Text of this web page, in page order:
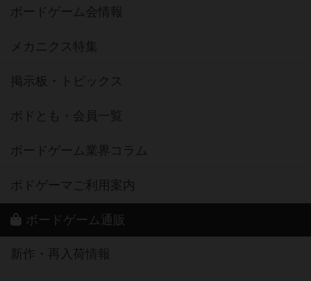
ボードゲーム会情報
メカニクス特集
掲示板・トピックス
ボドとも・会員一覧
ボードゲーム業界コラム
ボドゲーマご利用案内
ボードゲーム通販
新作・再入荷情報